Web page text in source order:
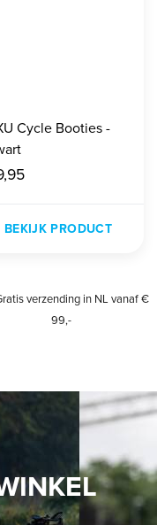
Cycle Booties -
BEKIJK PRODUCT
verzending in NL vanaf €
99,-